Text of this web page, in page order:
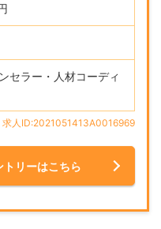
セラー・人材コーディ
求人ID:2021051413A0016969
トリーはこちら